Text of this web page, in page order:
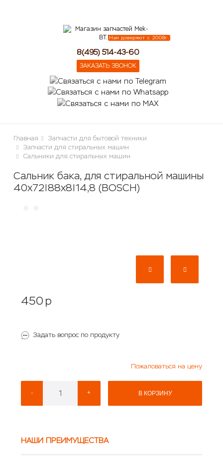
Нам доверяют с 2008г.
8(495) 514-43-60
ЗАКАЗАТЬ ЗВОНОК
Главная
Запчасти для бытовой техники
Запчасти для стиральных машин
Сальники для стиральных машин
Сальник бака, для стиральной машины
40х72|88х8|14,8 (BOSCH)
450 p
Задать вопрос по продукту
Пожаловаться на цену
- + В КОРЗИНУ
НАШИ ПРЕИМУЩЕСТВА